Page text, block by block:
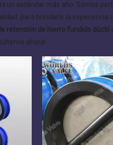
un estándar más alto. Somos
para brindarle la experiencia
retención de hierro fundido dúctil
ahora!